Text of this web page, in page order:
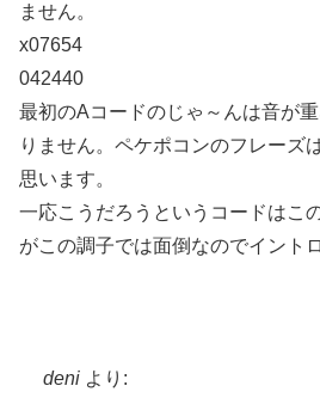
ません。
x07654
042440
最初のAコードのじゃ～んは音が
りません。ペケポコンのフレーズ
思います。
一応こうだろうというコードはこ
がこの調子では面倒なのでイント
deni より: